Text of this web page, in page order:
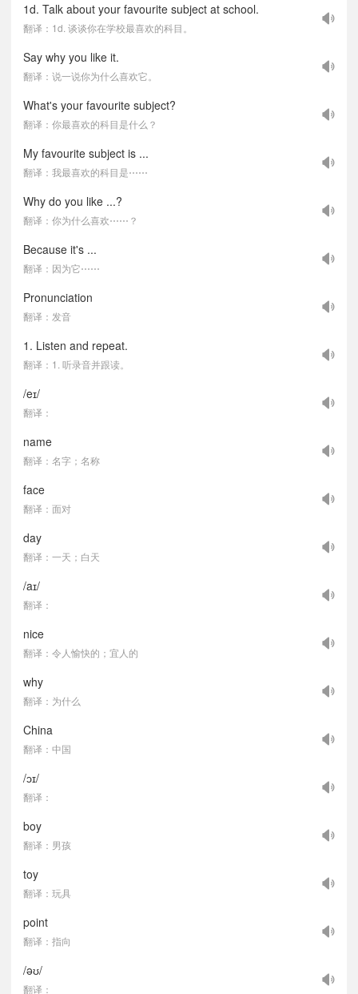
1d. Talk about your favourite subject at school.
翻译：1d. 谈谈你在学校最喜欢的科目。
Say why you like it.
翻译：说一说你为什么喜欢它。
What's your favourite subject?
翻译：你最喜欢的科目是什么？
My favourite subject is ...
翻译：我最喜欢的科目是⋯⋯
Why do you like ...?
翻译：你为什么喜欢⋯⋯？
Because it's ...
翻译：因为它⋯⋯
Pronunciation
翻译：发音
1. Listen and repeat.
翻译：1. 听录音并跟读。
/eɪ/
翻译：
name
翻译：名字；名称
face
翻译：面对
day
翻译：一天；白天
/aɪ/
翻译：
nice
翻译：令人愉快的；宜人的
why
翻译：为什么
China
翻译：中国
/ɔɪ/
翻译：
boy
翻译：男孩
toy
翻译：玩具
point
翻译：指向
/əʊ/
翻译：